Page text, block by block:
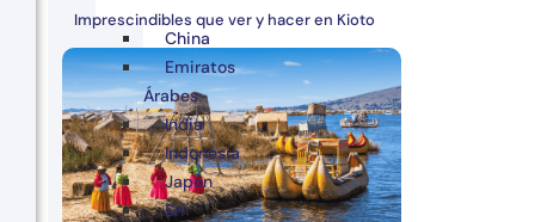
Imprescindibles que ver y hacer en Kioto
China
Emiratos
Árabes
India
Indonesia
Japón
Sri